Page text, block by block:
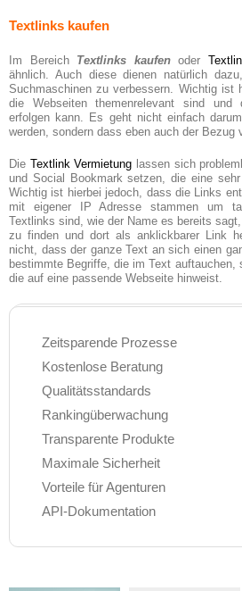
Textlinks kaufen
Im Bereich Textlinks kaufenoder
ähnlich. Auch diese dienen natürlich
Suchmaschinen zu verbessern. Wichtig ist
die Webseiten themenrelevant sind und
erfolgen kann. Es geht nicht einfach
werden, sondern dass eben auch der Bezug
Die Textlink Vermietung lassen sich
und Social Bookmark setzen, die eine
Wichtig ist hierbei jedoch, dass die Links
mit eigener IP Adresse stammen um
Textlinks sind, wie der Name es bereits
zu finden und dort als anklickbarer Link
nicht, dass der ganze Text an sich einen
bestimmte Begriffe, die im Text auftauchen,
die auf eine passende Webseite hinweist.
Zeitsparende Prozesse
Kostenlose Beratung
Qualitätsstandards
Rankingüberwachung
Transparente Produkte
Maximale Sicherheit
Vorteile für Agenturen
API-Dokumentation